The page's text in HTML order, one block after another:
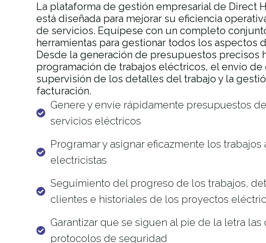
La plataforma de gestión empresarial de Direct
está diseñada para mejorar su eficiencia
de servicios. Equípese con un completo
herramientas para gestionar todos los aspectos
Desde la generación de presupuestos precisos
programación de trabajos eléctricos, el envío de
supervisión de los detalles del trabajo y la
facturación.
Genere y envíe rápidamente presupuestos
servicios eléctricos
Programar y asignar eficazmente los trabajos
electricistas
Seguimiento del progreso de los trabajos,
clientes e historiales de los proyectos
Garantizar que se siguen al pie de la letra las
protocolos de seguridad